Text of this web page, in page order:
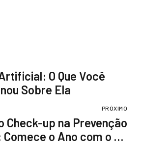
O Que Você
Sobre Ela
PRÓXIMO
Check-up na Prevenção
o Ano com o Pé